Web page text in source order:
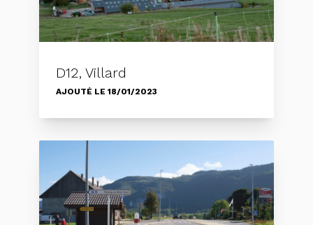
D12, Villard
AJOUTÉ LE 18/01/2023